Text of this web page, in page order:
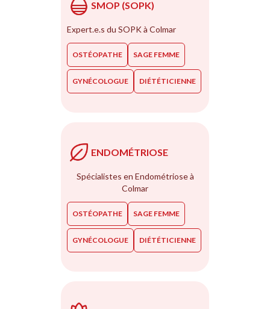
SMOP (SOPK)
Expert.e.s du SOPK à Colmar
OSTÉOPATHE SAGE FEMME
GYNÉCOLOGUE DIÉTÉTICIENNE
ENDOMÉTRIOSE
Spécialistes en Endométriose à
Colmar
OSTÉOPATHE SAGE FEMME
GYNÉCOLOGUE DIÉTÉTICIENNE